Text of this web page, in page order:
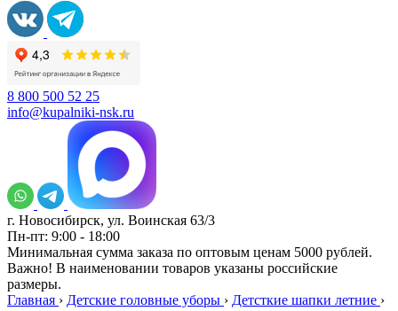
8 800 500 52 25
info@kupalniki-nsk.ru
г. Новосибирск, ул. Воинская 63/3
Пн-пт: 9:00 - 18:00
Минимальная сумма заказа по оптовым ценам 5000 рублей.
Важно! В наименовании товаров указаны российские
размеры.
Главная › Детские головные уборы › Детсткие шапки летние ›